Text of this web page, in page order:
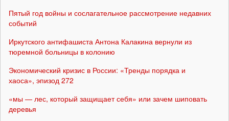
Пятый год войны и сослагательное рассмотрение недавних
событий
Иркутского антифашиста Антона Калакина вернули из
тюремной больницы в колонию
Экономический кризис в России: «Тренды порядка и
хаоса», эпизод 272
«мы — лес, который защищает себя» или зачем шиповать
деревья